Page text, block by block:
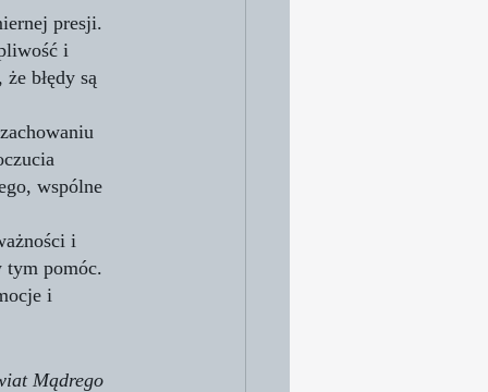
presji.
i
błędy są
wspólne
i
tym pomóc.
i
Mądrego